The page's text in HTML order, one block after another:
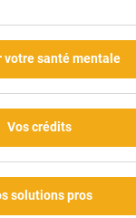
votre santé mentale
Vos crédits
solutions pros